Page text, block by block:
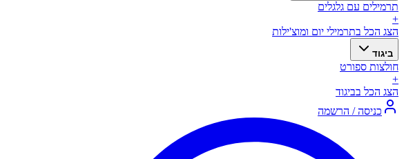
תרמילים עם גלגלים
+
הצג הכל בתרמילי יום ומוצ'ילות
ביגוד
חולצות ספורט
+
הצג הכל בביגוד
כניסה / הרשמה